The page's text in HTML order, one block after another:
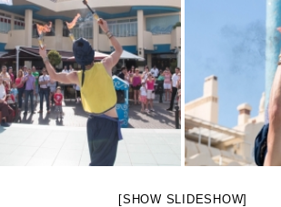
[SHOW SLIDESHOW]